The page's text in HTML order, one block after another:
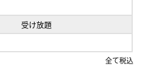
受け放題
全て税込